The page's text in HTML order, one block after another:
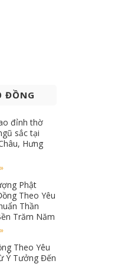
ĐỒNG
đỉnh thờ
sắc tại
Hưng
Phật
Theo Yêu
Thần
Trăm Năm
Theo Yêu
Ý Tưởng Đến